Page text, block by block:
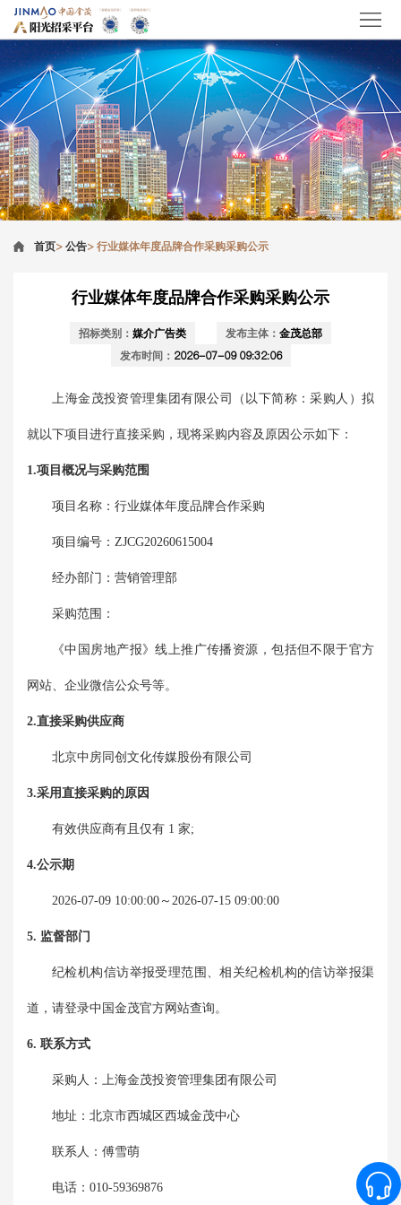
首页>公告>行业媒体年度品牌合作采购采购公示
行业媒体年度品牌合作采购采购公示
招标类别： 媒介广告类 发布主体： 金茂总部
发布时间： 2026-07-09 09:32:06
上海金茂投资管理集团有限公司 （以下简称：采购人）拟
就以下项目进行直接采购，现将采购内容及原因公示如下：
1.项目概况与采购范围
项目名称： 行业媒体年度品牌合作采购
项目编号： ZJCG20260615004
经办部门： 营销管理部
采购范围：
《中国房地产报》线上推广传播资源，包括但不限于官方
网站、企业微信公众号等。
2.直接采购供应商
北京中房同创文化传媒股份有限公司
3.采用直接采购的原因
有效供应商有且仅有 1 家;
4.公示期
2026-07-09 10:00:00 ～ 2026-07-15 09:00:00
5. 监督部门
纪检机构信访举报受理范围、相关纪检机构的信访举报渠
道，请登录中国金茂官方网站查询。
6. 联系方式
采购人： 上海金茂投资管理集团有限公司
地址： 北京市西城区西城金茂中心
联系人： 傅雪萌
电话： 010-59369876